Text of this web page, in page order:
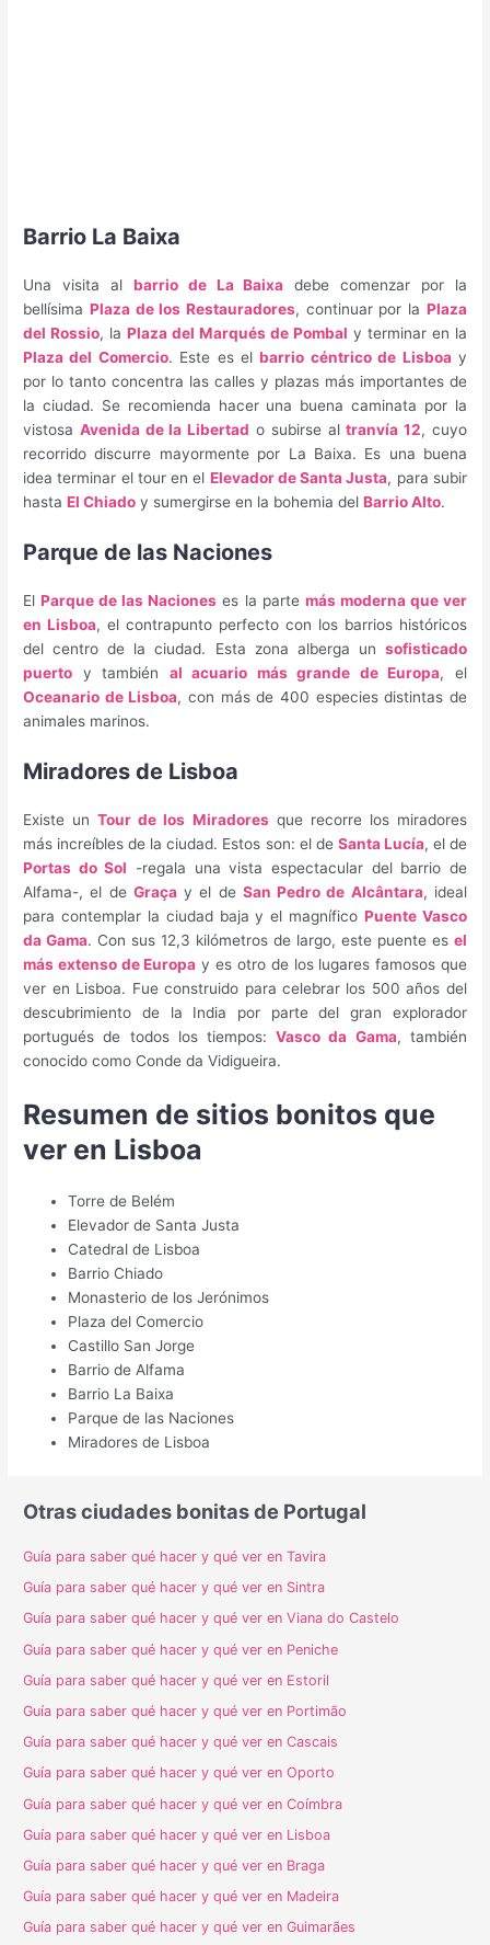
Barrio La Baixa
Una visita al barrio de La Baixa debe comenzar por la
bellísima Plaza de los Restauradores, continuar por la Plaza
del Rossio, laPlaza del Marqués de Pombal y terminar en la
Plaza del Comercio. Este es elbarrio céntrico de Lisboay
por lo tanto concentra las calles y plazas más importantes de
la ciudad. Se recomienda hacer una buena caminata por la
vistosa Avenida de la Libertad o subirse altranvía 12, cuyo
recorrido discurre mayormente por La Baixa. Es una buena
idea terminar el tour en el Elevador de Santa Justa, para subir
hastaEl Chiado y sumergirse en la bohemia delBarrio Alto.
Parque de las Naciones
ElParque de las Naciones es la parte más moderna que ver
en Lisboa, el contrapunto perfecto con los barrios históricos
del centro de la ciudad. Esta zona alberga un sofisticado
puerto y también al acuario más grande de Europa, el
Oceanario de Lisboa, con más de 400 especies distintas de
animales marinos.
Miradores de Lisboa
Existe unTour de los Miradoresque recorre los miradores
más increíbles de la ciudad. Estos son: el de Santa Lucía, el de
Portas do Sol -regala una vista espectacular del barrio de
Alfama-, el de Graçay el de San Pedro de Alcântara, ideal
para contemplar la ciudad baja y el magníficoPuente Vasco
da Gama. Con sus 12,3 kilómetros de largo, este puente es el
más extenso de Europa y es otro de los lugares famosos que
ver en Lisboa. Fue construido para celebrar los 500 años del
descubrimiento de la India por parte del gran explorador
portugués de todos los tiempos:Vasco da Gama, también
conocido como Conde da Vidigueira.
Resumen de sitios bonitos que
ver en Lisboa
Torre de Belém
Elevador de Santa Justa
Catedral de Lisboa
Barrio Chiado
Monasterio de los Jerónimos
Plaza del Comercio
Castillo San Jorge
Barrio de Alfama
Barrio La Baixa
Parque de las Naciones
Miradores de Lisboa
Otras ciudades bonitas de Portugal
Guía para saber qué hacer y qué ver en Tavira
Guía para saber qué hacer y qué ver en Sintra
Guía para saber qué hacer y qué ver en Viana do Castelo
Guía para saber qué hacer y qué ver en Peniche
Guía para saber qué hacer y qué ver en Estoril
Guía para saber qué hacer y qué ver en Portimão
Guía para saber qué hacer y qué ver en Cascais
Guía para saber qué hacer y qué ver en Oporto
Guía para saber qué hacer y qué ver en Coímbra
Guía para saber qué hacer y qué ver en Lisboa
Guía para saber qué hacer y qué ver en Braga
Guía para saber qué hacer y qué ver en Madeira
Guía para saber qué hacer y qué ver en Guimarães